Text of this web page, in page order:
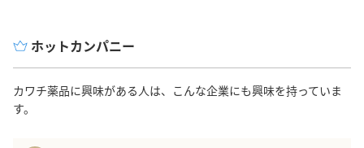
ホットカンパニー
カワチ薬品に興味がある人は、こんな企業にも興味を持っていま
す。